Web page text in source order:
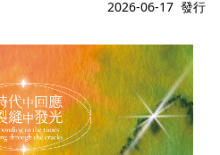
2026-06-17 發行